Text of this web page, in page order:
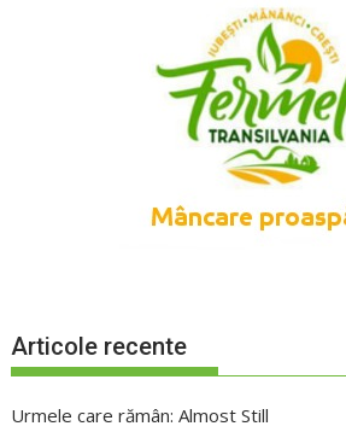
Articole recente
Urmele care rămân: Almost Still